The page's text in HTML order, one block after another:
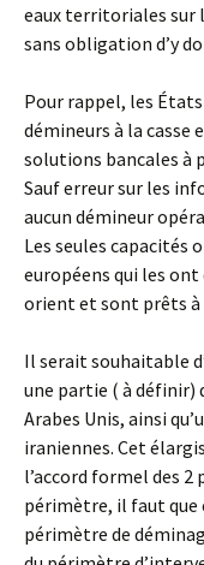
eaux territoriales sur
sans obligation d’y
Pour rappel, les
démineurs à la casse
solutions bancales à
Sauf erreur sur les
aucun démineur
Les seules capacités
européens qui les
orient et sont prêts à
Il serait souhaitable
une partie ( à définir)
Arabes Unis, ainsi
iraniennes. Cet
l’accord formel des 2
périmètre, il faut que
périmètre de